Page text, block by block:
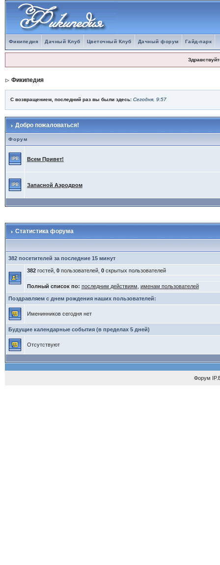
Фикипедия Дачный Клуб Цветочный Клуб Дачный форум Гайд-парк
Фикипедия
С возвращением, последний раз вы были здесь: Сегодня, 9:57
Добро пожаловаться!
Форум
Всем Привет!
Запасной Аэродром
Статистика форума
382 посетителей за последние 15 минут
382гостей, 0пользователей, 0скрытых пользователей
Полный список по: последним действиям именам пользователей
Поздравляем с днем рождения наших пользователей:
Именинников сегодня нет
Будущие календарные события (в пределах 5 дней)
Отсутствуют
Форум